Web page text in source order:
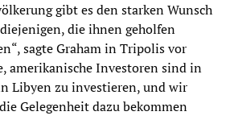
gibt es den starken Wunsch
die ihnen geholfen
sagte Graham in Tripolis vor
amerikanische Investoren sind in
Libyen zu investieren, und wir
Gelegenheit dazu bekommen